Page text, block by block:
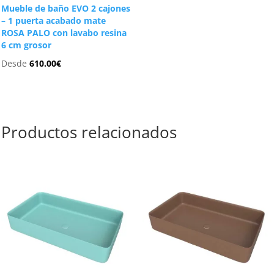
Mueble de baño EVO 2 cajones
– 1 puerta acabado mate
ROSA PALO con lavabo resina
6 cm grosor
Desde610.00€
Productos relacionados